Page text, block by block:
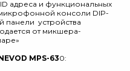
адреса и функциональных
консоли DIP-
панели устройства
от микшера-
MPS-630: